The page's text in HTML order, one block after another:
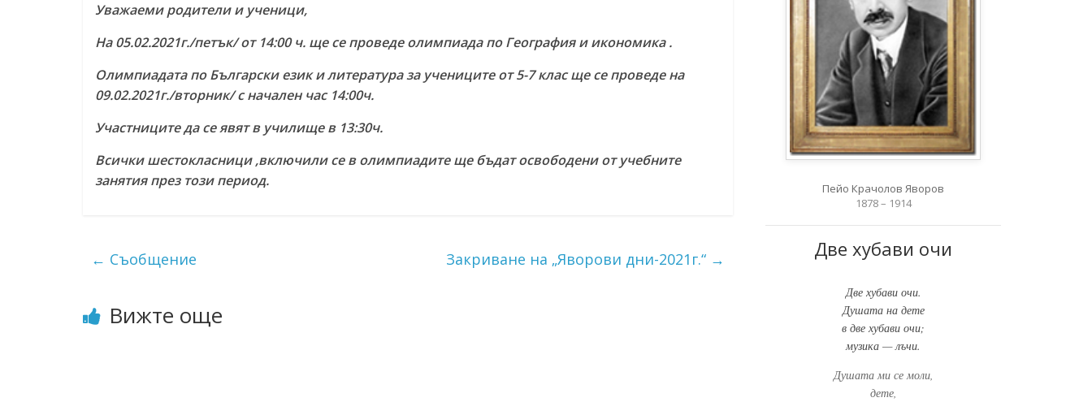
Уважаеми родители и ученици,
На 05.02.2021г./петък/ от 14:00 ч. ще се проведе олимпиада по География и икономика .
Олимпиадата по Български език и литература за учениците от 5-7 клас ще се проведе на
09.02.2021г./вторник/ с начален час 14:00ч.
Участниците да се явят в училище в 13:30ч.
Всички шестокласници ,включили се в олимпиадите ще бъдат освободени от учебните
занятия през този период.
← Съобщение Закриване на „Яворови дни-2021г.“ →
Вижте още
Пейо Крачолов Яворов
1878 – 1914
Две хубави очи
Две хубави очи.
Душата на дете
в две хубави очи;
музика — лъчи.
Душата ми се моли,
дете,